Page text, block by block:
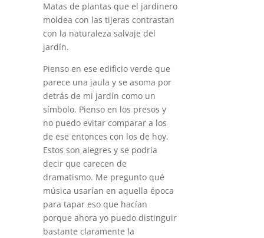
Matas de plantas que el jardinero
moldea con las tijeras contrastan
con la naturaleza salvaje del
jardín.
Pienso en ese edificio verde que
parece una jaula y se asoma por
detrás de mi jardín como un
símbolo. Pienso en los presos y
no puedo evitar comparar a los
de ese entonces con los de hoy.
Estos son alegres y se podría
decir que carecen de
dramatismo. Me pregunto qué
música usarían en aquella época
para tapar eso que hacían
porque ahora yo puedo distinguir
bastante claramente la